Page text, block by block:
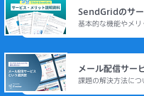
SendGridのサ
基本的な機能やメ
メール配信サー
課題の解決方法に